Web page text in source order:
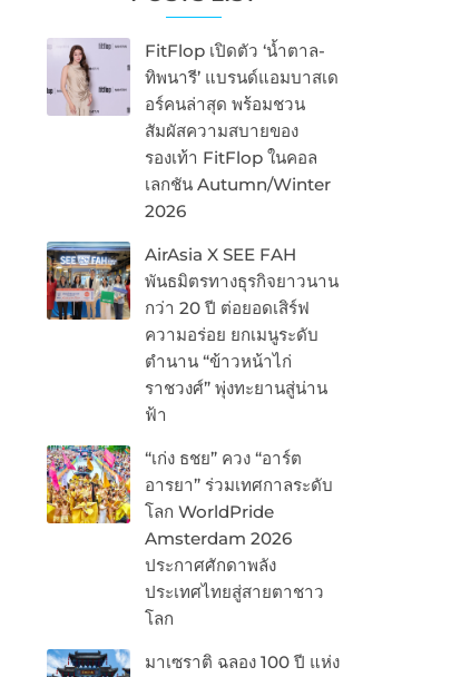
FitFlop เปิดตัว ‘น้ำตาล-
ทิพนารี’ แบรนด์แอมบาสเด
อร์คนล่าสุด พร้อมชวน
สัมผัสความสบายของ
รองเท้า FitFlop ในคอล
เลกชัน Autumn/Winter
2026
AirAsia X SEE FAH
พันธมิตรทางธุรกิจยาวนาน
กว่า 20 ปี ต่อยอดเสิร์ฟ
ความอร่อย ยกเมนูระดับ
ตำนาน “ข้าวหน้าไก่
ราชวงศ์” พุ่งทะยานสู่น่าน
ฟ้า
“เก่ง ธชย” ควง “อาร์ต
อารยา” ร่วมเทศกาลระดับ
โลก WorldPride
Amsterdam 2026
ประกาศศักดาพลัง
ประเทศไทยสู่สายตาชาว
โลก
มาเซราติ ฉลอง 100 ปี แห่ง